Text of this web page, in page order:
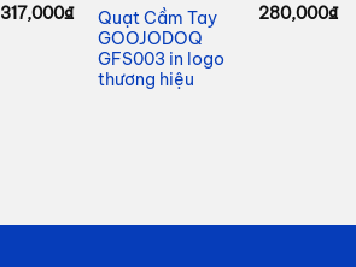
317,000₫
Quạt Cầm Tay
GOOJODOQ
GFS003 in logo
thương hiệu
280,000₫